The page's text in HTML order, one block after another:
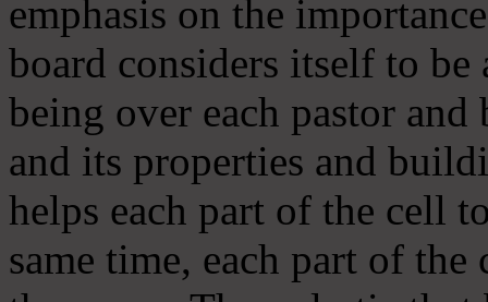
emphasis on the
board considers itself to be
being over each pastor
and its properties and
helps each part of the cell
same time, each part of